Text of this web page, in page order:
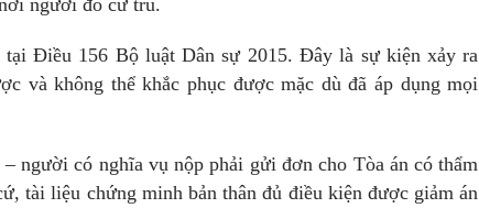
Điều 156 Bộ luật Dân sự 2015. Đây là sự kiện xảy ra
và không thể khắc phục được mặc dù đã áp dụng mọi
người có nghĩa vụ nộp phải gửi đơn cho Tòa án có thẩm
tài liệu chứng minh bản thân đủ điều kiện được giảm án